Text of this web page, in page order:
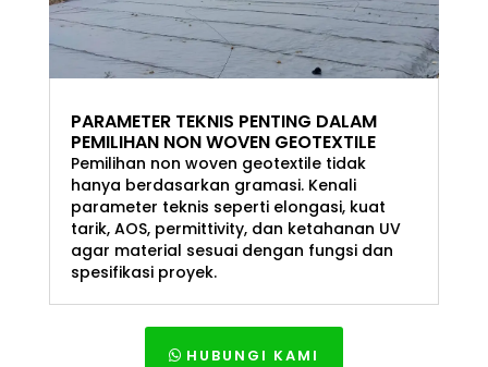
PARAMETER TEKNIS PENTING DALAM
PEMILIHAN NON WOVEN GEOTEXTILE
Pemilihan non woven geotextile tidak
hanya berdasarkan gramasi. Kenali
parameter teknis seperti elongasi, kuat
tarik, AOS, permittivity, dan ketahanan UV
agar material sesuai dengan fungsi dan
spesifikasi proyek.
HUBUNGI KAMI